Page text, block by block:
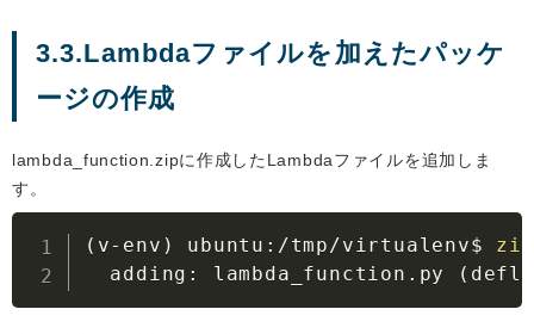
3.3.Lambdaファイルを加えたパッケ
ージの作成
lambda_function.zipに作成したLambdaファイルを追加しま
す。
( v-env ) ubuntu:/tmp/virtualenv$ zip
  adding: lambda_function.py
(